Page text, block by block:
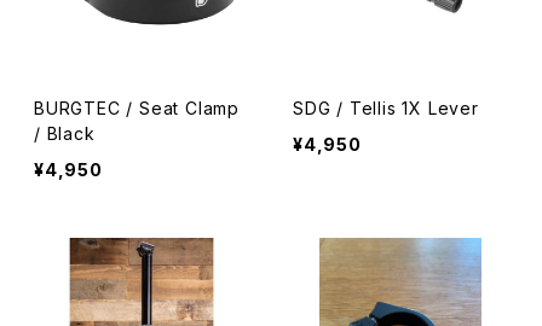
BURGTEC / Seat Clamp
/ Black
¥4,950
SDG / Tellis 1X Lever
¥4,950